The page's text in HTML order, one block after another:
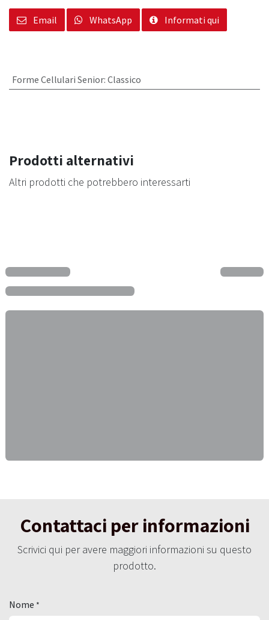
Email WhatsApp Informati qui
Forme Cellulari Senior: Classico
Prodotti alternativi
Altri prodotti che potrebbero interessarti
Contattaci per informazioni
Scrivici qui per avere maggiori informazioni su questo
prodotto.
Nome *